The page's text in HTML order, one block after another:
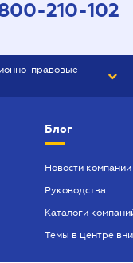
210-102
правовые
ПРОФ
Блог
Новости компании
Руководства
Каталоги
Темы в центре